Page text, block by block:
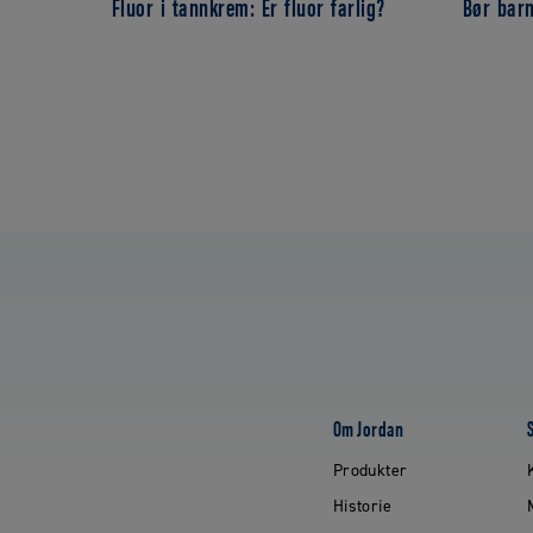
Om Jordan
Produkter
Historie